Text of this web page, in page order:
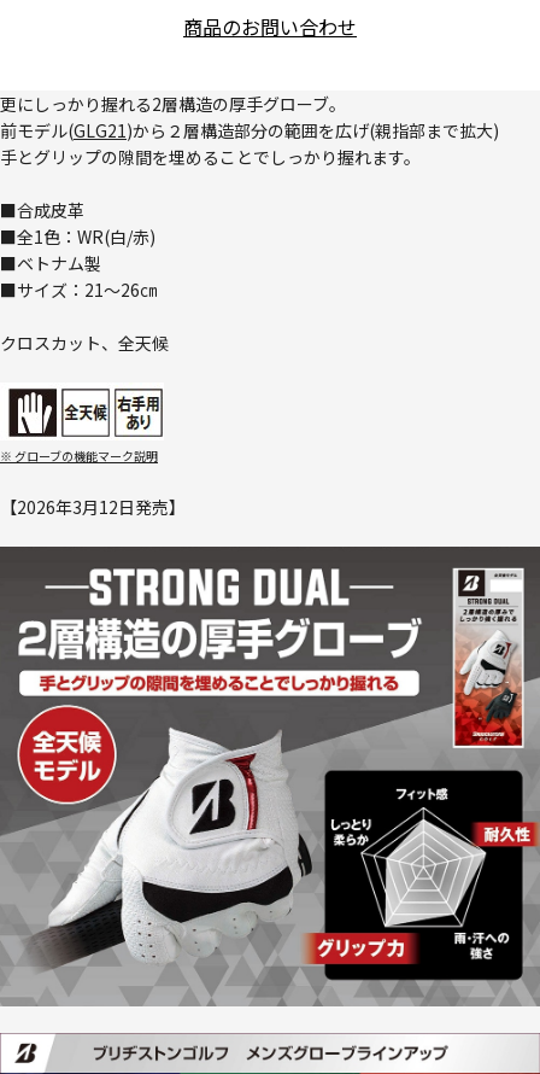
商品のお問い合わせ
更にしっかり握れる2層構造の厚手グローブ。
前モデル(GLG21)から２層構造部分の範囲を広げ(親指部まで拡大)
手とグリップの隙間を埋めることでしっかり握れます。
■合成皮革
■全1色：WR(白/赤)
■ベトナム製
■サイズ：21～26㎝
クロスカット、全天候
※ グローブの機能マーク説明
【2026年3月12日発売】